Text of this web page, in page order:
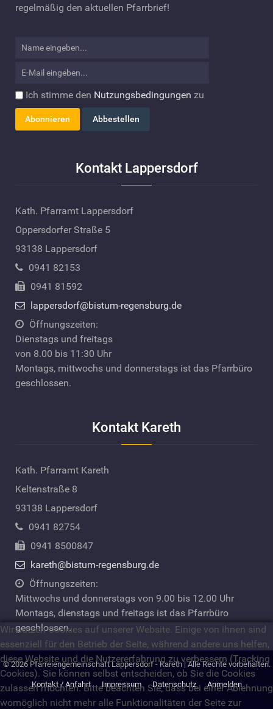
regelmäßig den aktuellen Pfarrbrief!
Ich stimme den Nutzungsbedingungen zu
Kontakt Lappersdorf
Kath. Pfarramt Lappersdorf
Oppersdorfer Straße 5
93138 Lappersdorf
0941 82153
0941 81592
lappersdorf@bistum-regensburg.de
Öffnungszeiten:
Dienstags und freitags
von 8.00 bis 11:30 Uhr
Montags, mittwochs und donnerstags ist das Pfarrbüro
geschlossen.
Kontakt Kareth
Kath. Pfarramt Kareth
Keltenstraße 8
93138 Lappersdorf
0941 82754
0941 8500847
kareth@bistum-regensburg.de
Öffnungszeiten:
Mittwochs und donnerstags von 9.00 bis 12.00 Uhr
Montags, dienstags und freitags ist das Pfarrbüro
geschlossen.
© 2026 Pfarreiengemeinschaft Lappersdorf - Kareth | Alle Rechte vorbehalten.
Kontakt / Anfahrt Impressum Datenschutz Anmelden
Wir nutzen Cookies auf unserer Website. Einige von ihnen sind
essenziell für den Betrieb der Seite, während andere uns helfen,
diese Website und die Nutzererfahrung zu verbessern (Tracking
Cookies). Sie können selbst entscheiden, ob Sie die Cookies
zulassen möchten. Bitte beachten Sie, dass bei einer Ablehnung
womöglich nicht mehr alle Funktionalitäten der Seite zur